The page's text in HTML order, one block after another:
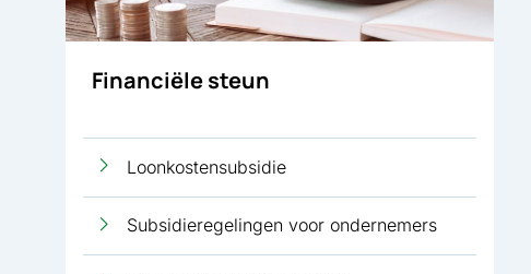
Financiële steun
Loonkostensubsidie
Subsidieregelingen voor ondernemers